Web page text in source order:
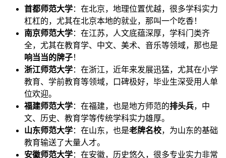
首都师范大学：在北京，地理位置优越，很多学科实力
杠杠的，尤其在北京本地的就业，那叫一个吃香！
南京师范大学：在江苏，人文底蕴深厚，学科门类齐
全，尤其在教育学、中文、美术、音乐等领域，那也是
响当当的牌子！
浙江师范大学：在浙江，近年来发展迅猛，尤其在小学
教育、学前教育等领域，口碑极好，毕业生深受用人单
位欢迎。
福建师范大学：在福建，也是地方师范的排头兵，中
文、历史、教育学等传统学科实力雄厚。
山东师范大学：在山东，也是老牌名校，为山东的基础
教育输送了大量人才。
安徽师范大学：在安徽，历史悠久，很多专业实力非常